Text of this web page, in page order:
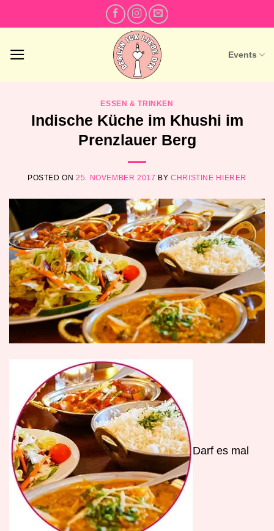
to
Events
ESSEN & TRINKEN
Indische Küche im Khushi im
Prenzlauer Berg
POSTED ON25. NOVEMBER 2017 BYCHRISTINE HIERER
Darf es mal